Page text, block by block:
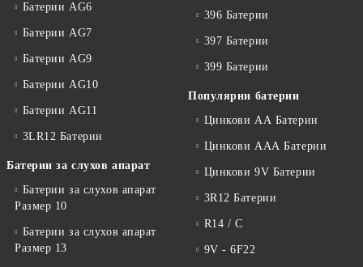
Батерии AG6
Батерии AG7
Батерии AG9
Батерии AG10
Батерии AG11
3LR12 Батерии
Батерии за слухов апарат
Батерии за слухов апарат
Размер 10
Батерии за слухов апарат
Размер 13
396 Батерии
397 Батерии
399 Батерии
Популярни батерии
Цинкови АА Батерии
Цинкови ААА Батерии
Цинкови 9V Батерии
3R12 Батерии
R14 / C
9V - 6F22